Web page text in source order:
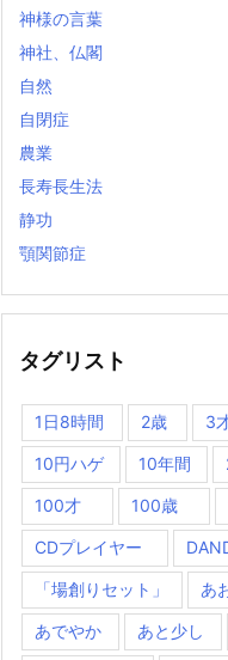
神様の言葉
神社、仏閣
自然
自閉症
農業
長寿長生法
静功
顎関節症
タグリスト
1日8時間 2歳 3
10円ハゲ 10年間
100才 100歳
CDプレイヤー
「場創りセット」 あ
あでやか あと少し